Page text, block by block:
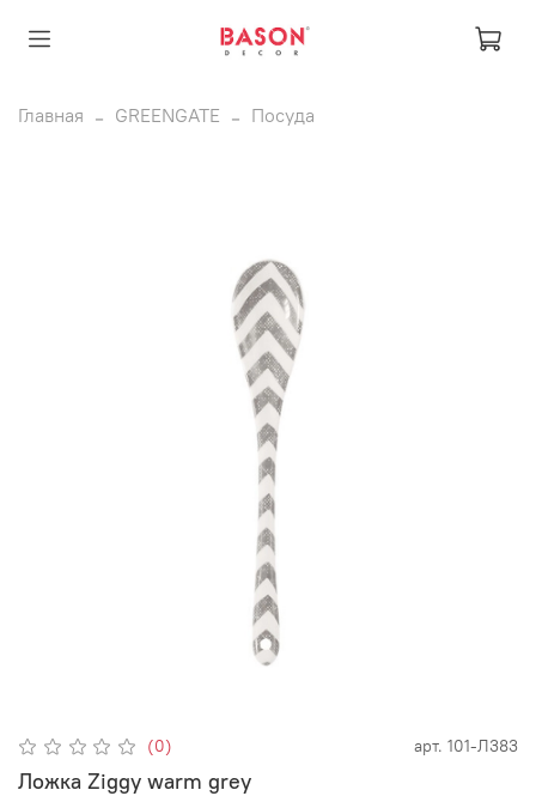
Главная GREENGATE Посуда
(0) арт. 101-Л383
Ложка Ziggy warm grey